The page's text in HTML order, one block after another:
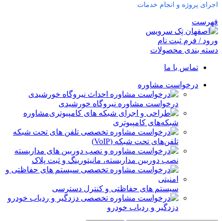
اجرای پروژه و انجام خدمات
فهرست
ورود / فرم ثبت نام
دسته بندی محصولات
تماس با ما
درخواست مشاوره
درخواست مشاوره نیروگاه خورشیدی
مشاوره
شبکه‌های کامپیوتری
تلفن‌های تحت شبکه (VoIP)
نصب دوربین مداربسته، مانیتورینگ و ثبت پلاک
سیستم های حفاظتی و کنترل دسترسی
دزدگیر و ردیاب خودرو